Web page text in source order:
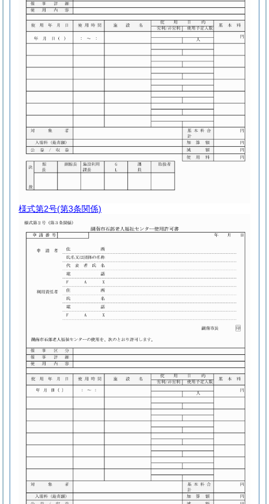
様式第2号(第3条関係)